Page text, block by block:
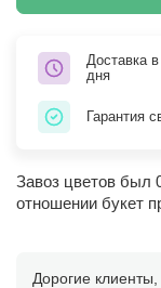
Доставка
дня
Гарантия
Завоз цветов был
отношении букет
Дорогие